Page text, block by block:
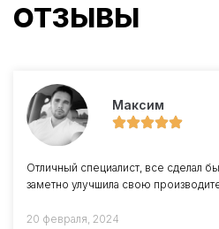
ОТЗЫВЫ
Максим
Отличный специалист, все сделал
заметно улучшила свою
20 февраля, 2024